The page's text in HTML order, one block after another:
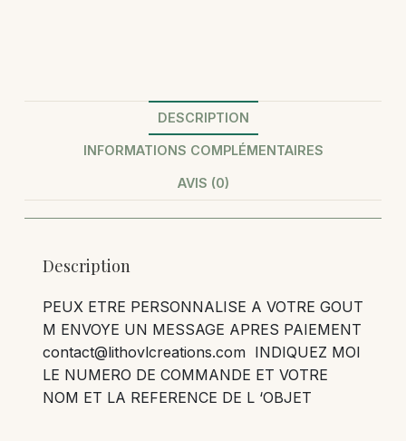
DESCRIPTION
INFORMATIONS COMPLÉMENTAIRES
AVIS (0)
Description
PEUX ETRE PERSONNALISE A VOTRE GOUT
M ENVOYE UN MESSAGE APRES PAIEMENT
contact@lithovlcreations.com INDIQUEZ MOI
LE NUMERO DE COMMANDE ET VOTRE
NOM ET LA REFERENCE DE L ‘OBJET